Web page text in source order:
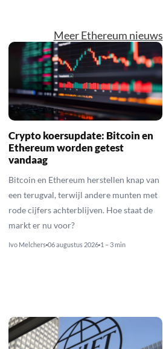
Meer Ethereum nieuws
Crypto koersupdate: Bitcoin en
Ethereum worden getest
vandaag
Bitcoin en Ethereum herstellen knap van
een terugval, terwijl andere munten met
rode cijfers achterblijven. Hoe staat de
markt er nu voor?
Ivo Melchers 06 augustus 2026 1 – 3 min